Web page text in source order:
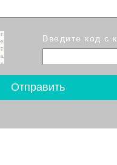
Введите код с